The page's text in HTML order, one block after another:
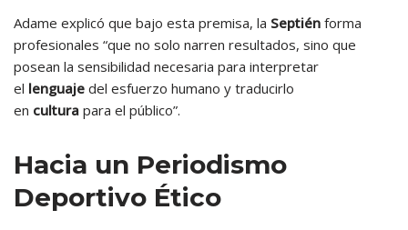
Adame explicó que bajo esta premisa, la Septién forma
profesionales “que no solo narren resultados, sino que
posean la sensibilidad necesaria para interpretar
el lenguaje del esfuerzo humano y traducirlo
en cultura para el público”.
Hacia un Periodismo
Deportivo Ético